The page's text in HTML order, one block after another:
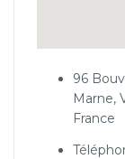
96
Marne,
France